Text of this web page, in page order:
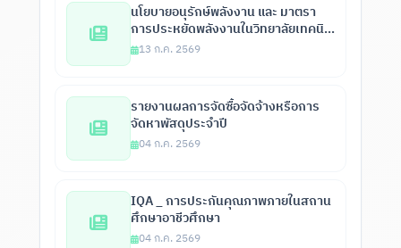
นโยบายอนุรักษ์พลังงาน และ มาตรา
การประหยัดพลังงานในวิทยาลัยเทคนิค
เลย13 ก.ค. 2569
รายงานผลการจัดซื้อจัดจ้างหรือการ
จัดหาพัสดุประจำปี
04 ก.ค. 2569
IQA _ การประกันคุณภาพภายในสถาน
ศึกษาอาชีวศึกษา
04 ก.ค. 2569